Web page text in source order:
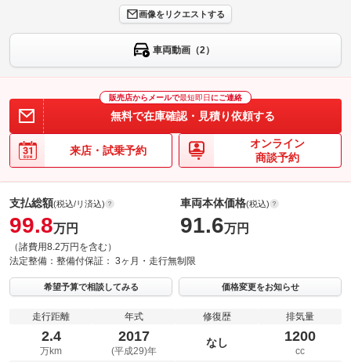
画像をリクエストする
車両動画（2）
販売店からメールで最短即日 にご連絡
無料で在庫確認・見積り依頼する
来店・試乗予約
オンライン
商談予約
支払総額(税込/リ済込)
99.8万円
（諸費用8.2万円を含む）
車両本体価格(税込)
91.6万円
法定整備： 整備付保証： 3ヶ月・走行無制限
希望予算で相談してみる 価格変更をお知らせ
走行距離
2.4
万km
年式
2017
(平成29)年
修復歴
なし
排気量
1200
cc